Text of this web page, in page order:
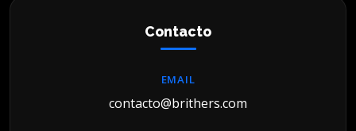
Contacto
EMAIL
contacto@brithers.com